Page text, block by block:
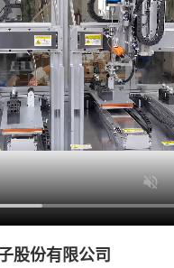
股份有限公司